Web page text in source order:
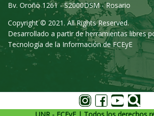
Bv. Oroño 1261 - S2000DSM - Rosario
Copyright © 2021. All Rights Reserved.
Desarrollado a partir de herramientas libres
Tecnología de la Información de FCEyE